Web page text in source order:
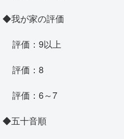
◆我が家の評価
評価：9以上
評価：8
評価：6～7
◆五十音順